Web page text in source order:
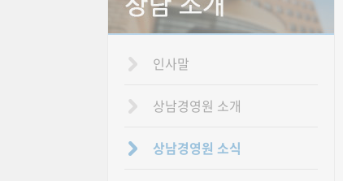
인사말
상남경영원 소개
상남경영원 소식